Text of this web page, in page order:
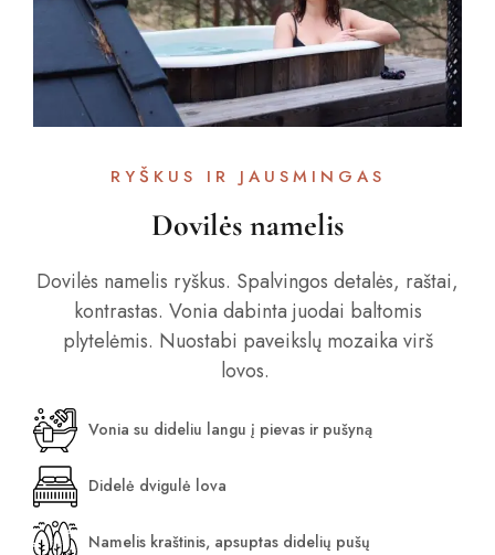
RYŠKUS IR JAUSMINGAS
Dovilės namelis
Dovilės namelis ryškus. Spalvingos detalės, raštai,
kontrastas. Vonia dabinta juodai baltomis
plytelėmis. Nuostabi paveikslų mozaika virš
lovos.
Vonia su dideliu langu į pievas ir pušyną
Didelė dvigulė lova
Namelis kraštinis, apsuptas didelių pušų